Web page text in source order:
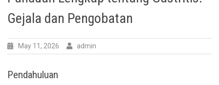
Gejala dan Pengobatan
May 11, 2026 admin
Pendahuluan